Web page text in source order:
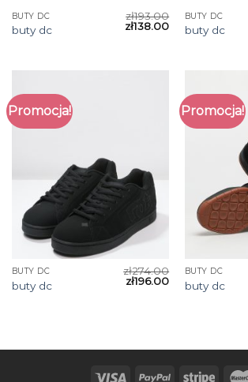
BUTY DC
buty dc
zł193.00
zł138.00
BUTY DC
buty dc
Promocja!
BUTY DC
buty dc
zł274.00
zł196.00
Promocja!
BUTY DC
buty dc